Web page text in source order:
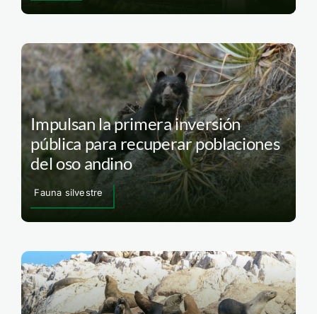
Impulsan la primera inversión
pública para recuperar poblaciones
del oso andino
Fauna silvestre